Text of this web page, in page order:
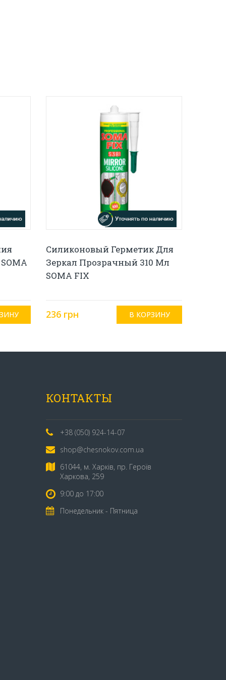
Силиконовый Герметик Для
Зеркал Прозрачный 310 Мл
SOMA FIX
236 грн
КОНТАКТЫ
+38 (050) 924-14-07
shop@chesnokov.com.ua
61044, м. Харків, пр. Героїв
Харкова, 259
9:00 до 17:00
Понедельник - Пятница